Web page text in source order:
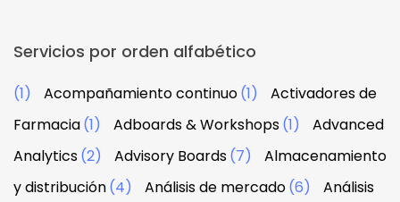
Servicios por orden alfabético
(1) Acompañamiento continuo(1)
Activadores de
Farmacia(1) Adboards & Workshops(1)
Advanced
Analytics(2) Advisory Boards(7)
Almacenamiento
y distribución(4) Análisis de mercado(6)
Análisis